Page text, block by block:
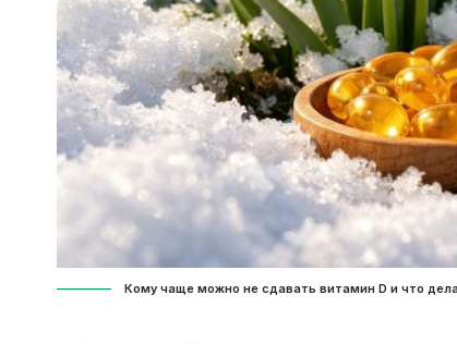
Кому чаще можно не сдавать витамин D и что